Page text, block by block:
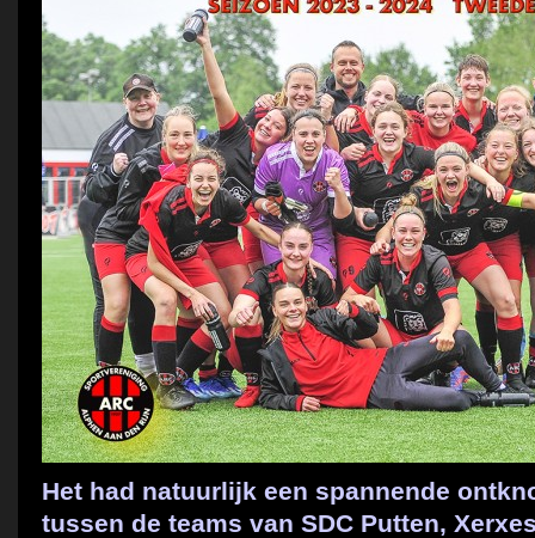
Het had natuurlijk een spannende
tussen de teams van SDC Putten,